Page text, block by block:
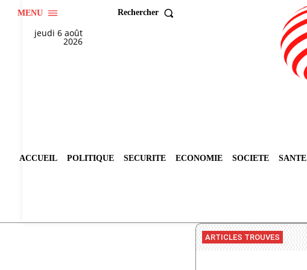
MENU Rechercher
jeudi 6 août
2026
ACCUEIL POLITIQUE SECURITE ECONOMIE SOCIETE SANTE
ARTICLES TROUVES